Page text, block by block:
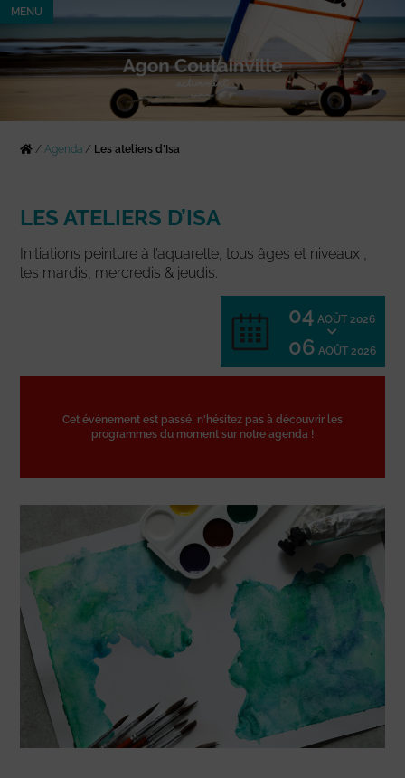
MENU
/Agenda / Les ateliers d’Isa
LES ATELIERS D’ISA
Initiations peinture à l’aquarelle, tous âges et niveaux ,
les mardis, mercredis & jeudis.
04 AOÛT 2026
06 AOÛT 2026
Cet événement est passé, n'hésitez pas à découvrir les
programmes du moment sur notre agenda !